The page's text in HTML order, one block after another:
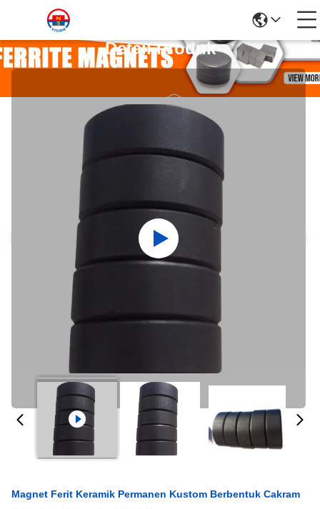
Detail Produk
Magnet Ferit Keramik Permanen Kustom Berbentuk Cakram